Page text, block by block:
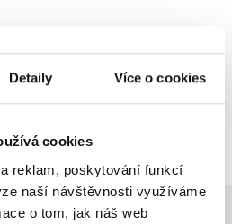
Detaily Více o cookies
cookies
reklam, poskytování funkcí
naší návštěvnosti využíváme
o tom, jak náš web
Zobraz záznamů
Další